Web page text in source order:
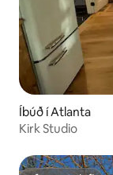
Íbúð í Atlanta
Kirk Studio